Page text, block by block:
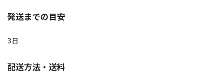
発送までの目安
3日
配送方法・送料